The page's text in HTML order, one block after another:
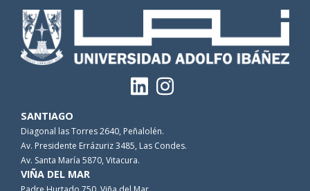
SANTIAGO
Diagonal las Torres 2640, Peñalolén.
Av. Presidente Errázuriz 3485, Las Condes.
Av. Santa María 5870, Vitacura.
VIÑA DEL MAR